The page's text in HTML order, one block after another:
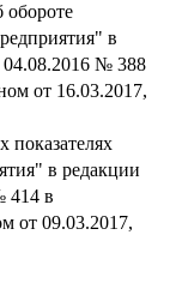
в
04.08.2016 № 388
от 16.03.2017,
в редакции
414 в
от 09.03.2017,